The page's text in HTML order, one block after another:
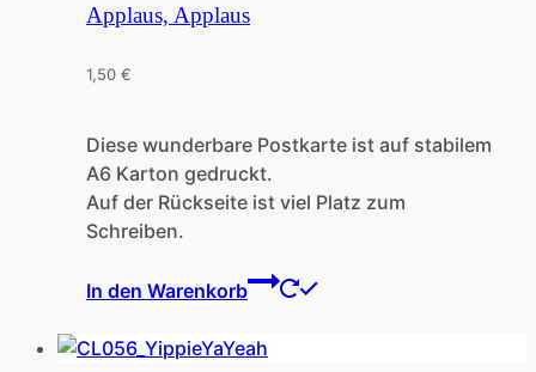
Applaus, Applaus
1,50 €
Diese wunderbare Postkarte ist auf stabilem
A6 Karton gedruckt.
Auf der Rückseite ist viel Platz zum
Schreiben.
In den Warenkorb